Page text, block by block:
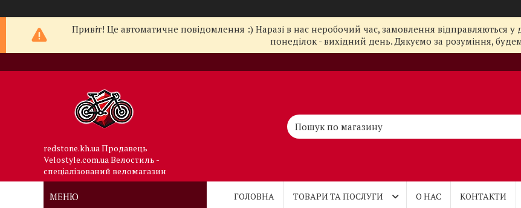
Привіт! Це автоматичне повідомлення :) Наразі в нас неробочий час, замовлення відправляються
понеділок - вихідний день. Дякуємо за розуміння,
redstone.kh.ua Продавець
Velostyle.com.ua Велостиль -
спеціалізований веломагазин
ГОЛОВНА ТОВАРИ ТА ПОСЛУГИ О НАС КОНТАКТИ